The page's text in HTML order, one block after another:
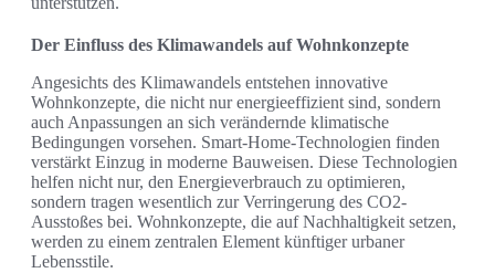
Der Einfluss des Klimawandels auf Wohnkonzepte
Angesichts des Klimawandels entstehen innovative
Wohnkonzepte, die nicht nur energieeffizient sind, sondern
auch Anpassungen an sich verändernde klimatische
Bedingungen vorsehen. Smart-Home-Technologien finden
verstärkt Einzug in moderne Bauweisen. Diese Technologien
helfen nicht nur, den Energieverbrauch zu optimieren,
sondern tragen wesentlich zur Verringerung des CO2-
Ausstoßes bei. Wohnkonzepte, die auf Nachhaltigkeit setzen,
werden zu einem zentralen Element künftiger urbaner
Lebensstile.